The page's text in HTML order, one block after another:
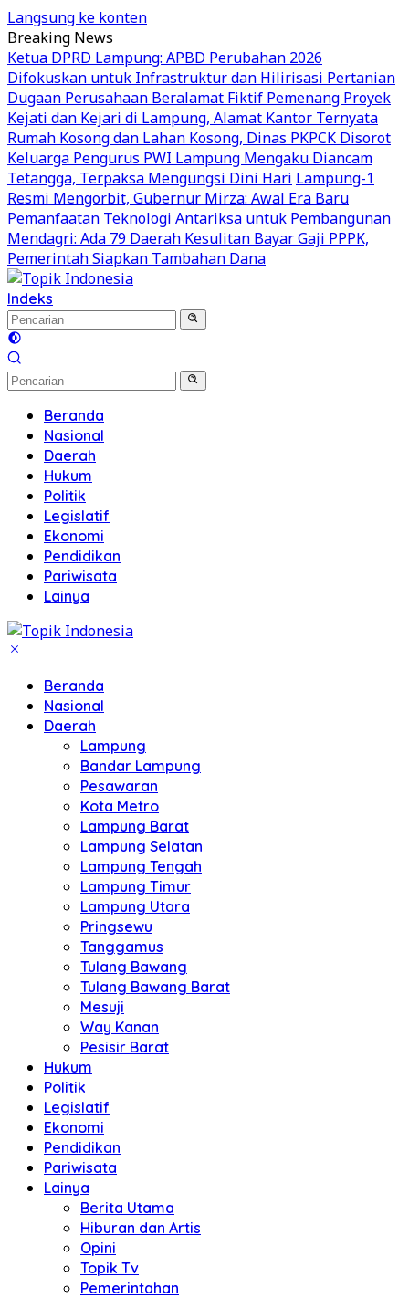
Langsung ke konten
Breaking News
Ketua DPRD Lampung: APBD Perubahan 2026
Difokuskan untuk Infrastruktur dan Hilirisasi Pertanian
Dugaan Perusahaan Beralamat Fiktif Pemenang Proyek
Kejati dan Kejari di Lampung, Alamat Kantor Ternyata
Rumah Kosong dan Lahan Kosong, Dinas PKPCK Disorot
Keluarga Pengurus PWI Lampung Mengaku Diancam
Tetangga, Terpaksa Mengungsi Dini Hari Lampung-1
Resmi Mengorbit, Gubernur Mirza: Awal Era Baru
Pemanfaatan Teknologi Antariksa untuk Pembangunan
Mendagri: Ada 79 Daerah Kesulitan Bayar Gaji PPPK,
Pemerintah Siapkan Tambahan Dana
Indeks
Beranda
Nasional
Daerah
Hukum
Politik
Legislatif
Ekonomi
Pendidikan
Pariwisata
Lainya
Beranda
Nasional
Daerah
Lampung
Bandar Lampung
Pesawaran
Kota Metro
Lampung Barat
Lampung Selatan
Lampung Tengah
Lampung Timur
Lampung Utara
Pringsewu
Tanggamus
Tulang Bawang
Tulang Bawang Barat
Mesuji
Way Kanan
Pesisir Barat
Hukum
Politik
Legislatif
Ekonomi
Pendidikan
Pariwisata
Lainya
Berita Utama
Hiburan dan Artis
Opini
Topik Tv
Pemerintahan